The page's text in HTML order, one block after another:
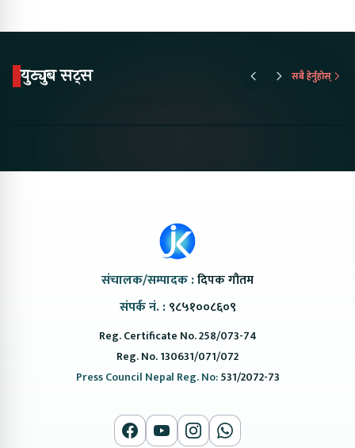
युट्युब सट्स सबै हेर्नुहोस्
संचालक/सम्पादक :दिपक गौतम
संपर्क नं. : ९८५१००८६०९
Reg. Certificate No. 258/073-74
Reg. No. 130631/071/072
Press Council Nepal Reg. No:531/2072-73